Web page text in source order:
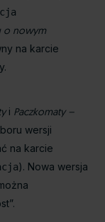
o nowym
na karcie
i Paczkomaty –
wersji
na karcie
). Nowa wersja